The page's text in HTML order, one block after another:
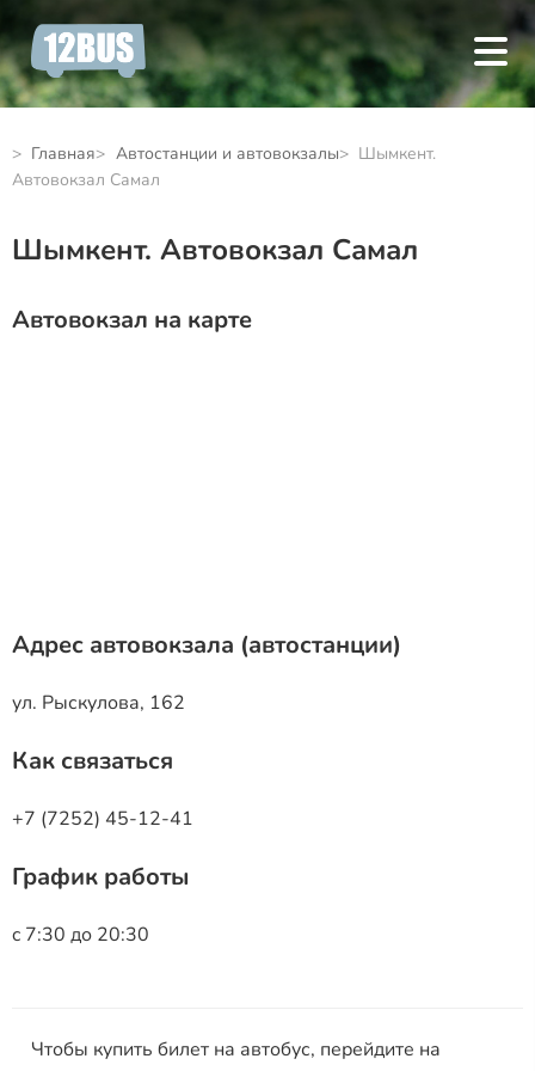
Главная Автостанции и автовокзалы
Шымкент.
Автовокзал Самал
Шымкент. Автовокзал Самал
Автовокзал на карте
Адрес автовокзала (автостанции)
ул. Рыскулова, 162
Как связаться
+7 (7252) 45-12-41
График работы
c 7:30 до 20:30
Чтобы купить билет на автобус, перейдите на